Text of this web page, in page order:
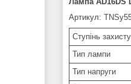
Артикул:
Ступінь
Тип лампи
Тип напруги